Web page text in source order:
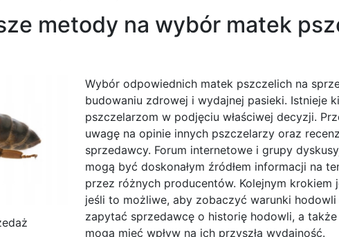
metody na wybór matek
Wybór odpowiednich matek pszczelich na
budowaniu zdrowej i wydajnej pasieki. Istnieje
pszczelarzom w podjęciu właściwej decyzji.
uwagę na opinie innych pszczelarzy oraz
sprzedawcy. Forum internetowe i grupy
mogą być doskonałym źródłem informacji na
przez różnych producentów. Kolejnym krokiem
jeśli to możliwe, aby zobaczyć warunki
zapytać sprzedawcę o historię hodowli, a
mogą mieć wpływ na ich przyszłą wydajność.